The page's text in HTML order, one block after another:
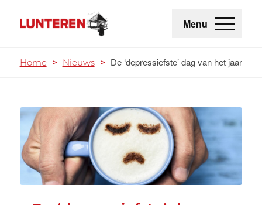
Menu
Home > Nieuws > De ‘depressiefste’ dag van het jaar